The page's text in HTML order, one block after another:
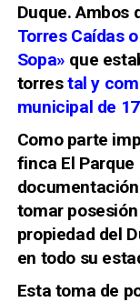
Duque. Ambos
Torres Caídas
Sopa» que
torrestal y
municipal de
Como parte
finca El
tomar
propiedad del
en todo su
Esta toma de